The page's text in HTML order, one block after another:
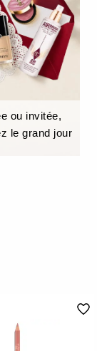
ou invitée,
le grand jour